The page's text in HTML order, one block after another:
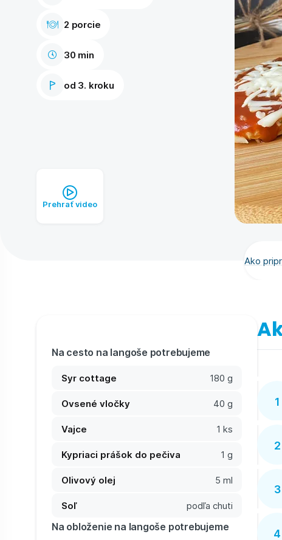
2 porcie
30 min
od 3. kroku
Prehrať video
Ako
Na cesto na langoše potrebujeme
Syr cottage 180 g
Ovsené vločky 40 g
Vajce 1 ks
Kypriaci prášok do pečiva 1 g
Olivový olej 5 ml
Soľ podľa chuti
Na obloženie na langoše potrebujeme